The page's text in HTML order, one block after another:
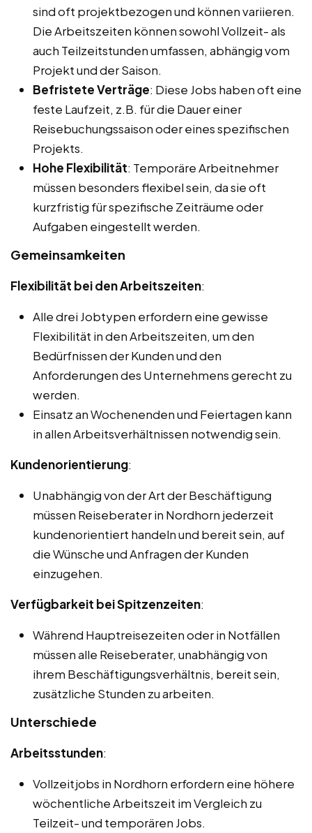
sind oft projektbezogen und können variieren.
Die Arbeitszeiten können sowohl Vollzeit- als
auch Teilzeitstunden umfassen, abhängig vom
Projekt und der Saison.
Befristete Verträge: Diese Jobs haben oft eine
feste Laufzeit, z.B. für die Dauer einer
Reisebuchungssaison oder eines spezifischen
Projekts.
Hohe Flexibilität: Temporäre Arbeitnehmer
müssen besonders flexibel sein, da sie oft
kurzfristig für spezifische Zeiträume oder
Aufgaben eingestellt werden.
Gemeinsamkeiten
Flexibilität bei den Arbeitszeiten:
Alle drei Jobtypen erfordern eine gewisse
Flexibilität in den Arbeitszeiten, um den
Bedürfnissen der Kunden und den
Anforderungen des Unternehmens gerecht zu
werden.
Einsatz an Wochenenden und Feiertagen kann
in allen Arbeitsverhältnissen notwendig sein.
Kundenorientierung:
Unabhängig von der Art der Beschäftigung
müssen Reiseberater in Nordhorn jederzeit
kundenorientiert handeln und bereit sein, auf
die Wünsche und Anfragen der Kunden
einzugehen.
Verfügbarkeit bei Spitzenzeiten:
Während Hauptreisezeiten oder in Notfällen
müssen alle Reiseberater, unabhängig von
ihrem Beschäftigungsverhältnis, bereit sein,
zusätzliche Stunden zu arbeiten.
Unterschiede
Arbeitsstunden:
Vollzeitjobs in Nordhorn erfordern eine höhere
wöchentliche Arbeitszeit im Vergleich zu
Teilzeit- und temporären Jobs.